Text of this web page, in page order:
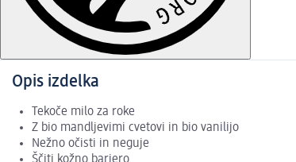
Opis izdelka
Tekoče milo za roke
Z bio mandljevimi cvetovi in bio vanilijo
Nežno očisti in neguje